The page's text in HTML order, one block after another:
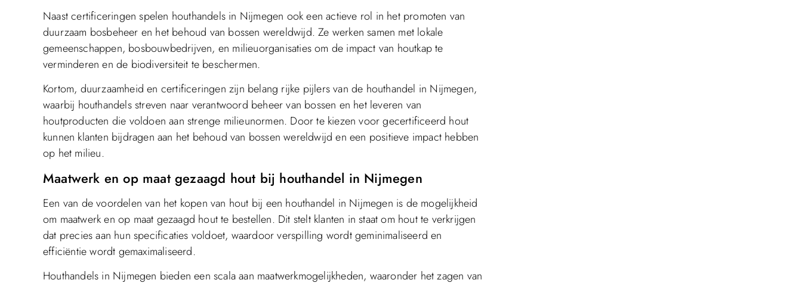
Naast certificeringen spelen houthandels in Nijmegen ook een actieve rol in het promoten van
duurzaam bosbeheer en het behoud van bossen wereldwijd. Ze werken samen met lokale
gemeenschappen, bosbouwbedrijven, en milieuorganisaties om de impact van houtkap te
verminderen en de biodiversiteit te beschermen.
Kortom, duurzaamheid en certificeringen zijn belang rijke pijlers van de houthandel in Nijmegen,
waarbij houthandels streven naar verantwoord beheer van bossen en het leveren van
houtproducten die voldoen aan strenge milieunormen. Door te kiezen voor gecertificeerd hout
kunnen klanten bijdragen aan het behoud van bossen wereldwijd en een positieve impact hebben
op het milieu.
Maatwerk en op maat gezaagd hout bij houthandel in Nijmegen
Een van de voordelen van het kopen van hout bij een houthandel in Nijmegen is de mogelijkheid
om maatwerk en op maat gezaagd hout te bestellen. Dit stelt klanten in staat om hout te verkrijgen
dat precies aan hun specificaties voldoet, waardoor verspilling wordt geminimaliseerd en
efficiëntie wordt gemaximaliseerd.
Houthandels in Nijmegen bieden een scala aan maatwerkmogelijkheden, waaronder het zagen van